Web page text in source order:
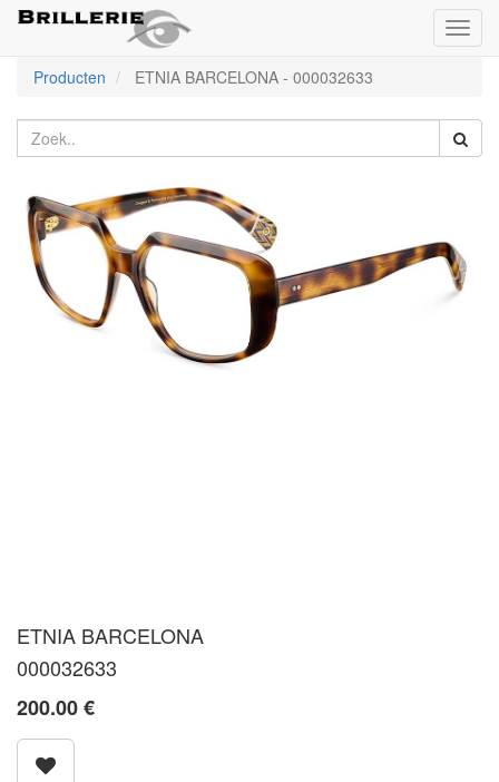
Producten
ETNIA BARCELONA - 000032633
ETNIA BARCELONA
000032633
200.00€